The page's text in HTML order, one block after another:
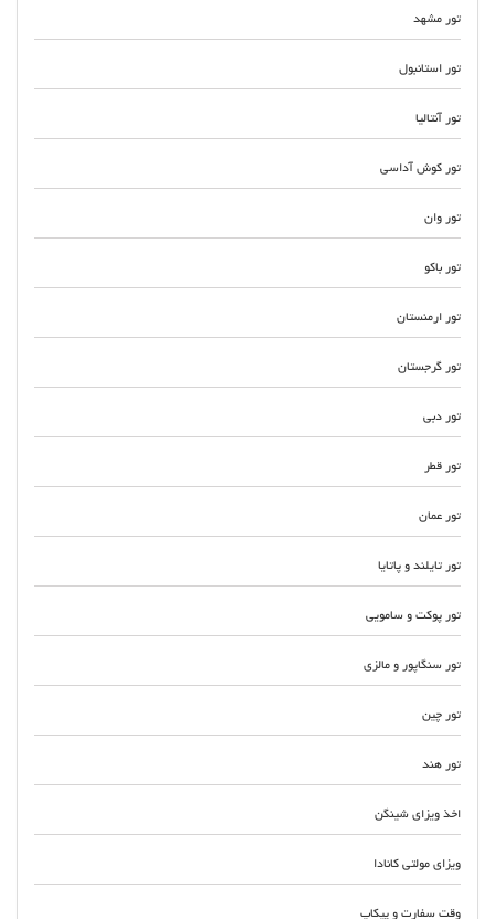
تور مشهد
تور استانبول
تور آنتالیا
تور کوش آداسی
تور وان
تور باکو
تور ارمنستان
تور گرجستان
تور دبی
تور قطر
تور عمان
تور تایلند و پاتایا
تور پوکت و سامویی
تور سنگاپور و مالزی
تور چین
تور هند
اخذ ویزای شینگن
ویزای مولتی کانادا
وقت سفارت و پیکاپ